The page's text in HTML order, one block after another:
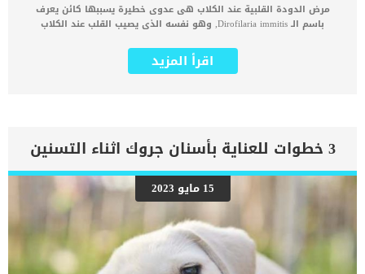
مرض الدودة القلبية عند الكلاب هى عدوى خطيرة يسببها كائن يعرف
باسم الـ Dirofilaria immitis, وهو نفسه الذى يصيب القلب عند الكلاب
قدم أو أكثر ، وعندما تكمل دورة حياتها التي تستغرق حوالي ستة إلى
سبعة أشهر ، ينتهي بها الأمر في القلب والأوعية الرئوية ، حيث يمكنها
الكلب على الحركة والجرى والقفز. اعراض مرض الدودة القلبية عند الكلاب
كلما تأخرت الحالة واصبحت خطيرة كلما تسبب ذلك فى اعراض اكثر خطورة.
سعال خمول العصبية انهيار الموت المفاجئ فقدان الوزن صعوبة التنفس
اللهاث المفرط قصور القلب الأيمن الاستسقاءتراكم السوائل في البطن
اقرا ايضا: النوبات القلبية عند الكلاب وكيفية التعامل معها تشخيص
الطبيب البيطرى لحالة الكلب يجب اختبار الكلاب البالغة من العمر 7 أشهر
فما فوق لمرض الدودة القلبية سنويًا على الأقل فى الكشف الدورى فى
العيادة البيطرية. الطريقة الأكثر استخدامًا لتشخيص مرض الدودة القلبية
هي اختبار المواد المستضادة المستضدات عبارة […]
اقرأ المزيد
3 خطوات للعناية بأسنان جروك اثناء التسنين
15 مايو 2023